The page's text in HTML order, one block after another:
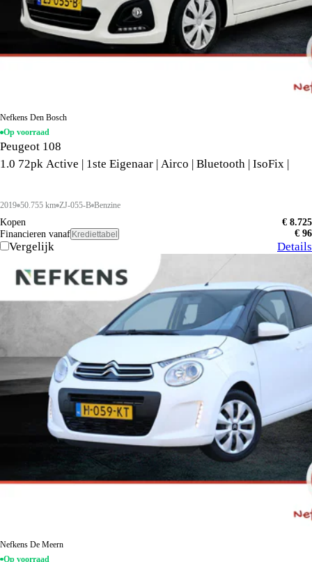
Nefkens Den Bosch
Op voorraad
Peugeot 108
1.0 72pk Active | 1ste Eigenaar | Airco | Bluetooth | IsoFix |
2019 50.755 km ZJ-055-B Benzine
Kopen
€ 8.725
Financieren vanaf Krediettabel € 96
Vergelijk Details
Nefkens De Meern
Op voorraad